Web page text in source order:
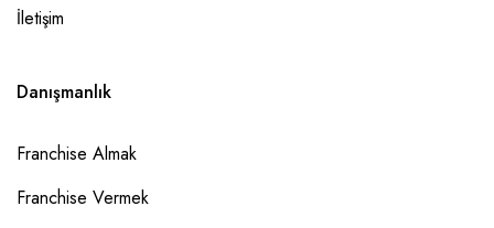
İletişim
Danışmanlık
Franchise Almak
Franchise Vermek